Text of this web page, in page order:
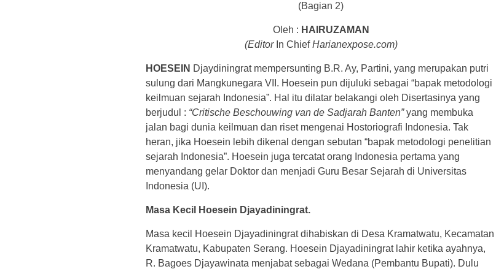
(Bagian 2)
Oleh : HAIRUZAMAN
(EditorIn ChiefHarianexpose.com)
HOESEIN Djaydiningrat mempersunting B.R. Ay, Partini, yang merupakan putri
sulung dari Mangkunegara VII. Hoesein pun dijuluki sebagai “bapak metodologi
keilmuan sejarah Indonesia”. Hal itu dilatar belakangi oleh Disertasinya yang
berjudul : “Critische Beschouwing van de Sadjarah Banten”yang membuka
jalan bagi dunia keilmuan dan riset mengenai Hostoriografi Indonesia. Tak
heran, jika Hoesein lebih dikenal dengan sebutan “bapak metodologi penelitian
sejarah Indonesia”. Hoesein juga tercatat orang Indonesia pertama yang
menyandang gelar Doktor dan menjadi Guru Besar Sejarah di Universitas
Indonesia (UI).
Masa Kecil Hoesein Djayadiningrat.
Masa kecil Hoesein Djayadiningrat dihabiskan di Desa Kramatwatu, Kecamatan
Kramatwatu, Kabupaten Serang. Hoesein Djayadiningrat lahir ketika ayahnya,
R. Bagoes Djayawinata menjabat sebagai Wedana (Pembantu Bupati). Dulu